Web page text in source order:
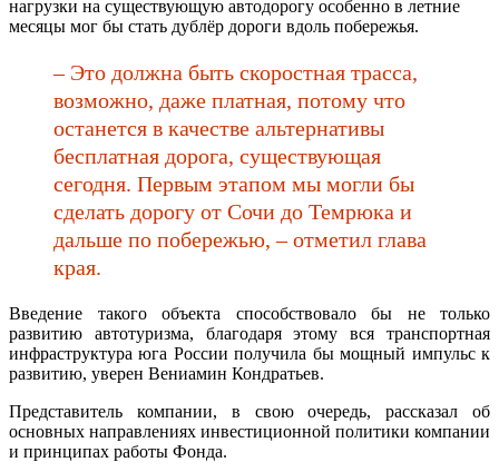
нагрузки на существующую автодорогу особенно в летние
месяцы мог бы стать дублёр дороги вдоль побережья.
– Это должна быть скоростная трасса,
возможно, даже платная, потому что
останется в качестве альтернативы
бесплатная дорога, существующая
сегодня. Первым этапом мы могли бы
сделать дорогу от Сочи до Темрюка и
дальше по побережью, – отметил глава
края.
Введение такого объекта способствовало бы не только
развитию автотуризма, благодаря этому вся транспортная
инфраструктура юга России получила бы мощный импульс к
развитию, уверен Вениамин Кондратьев.
Представитель компании, в свою очередь, рассказал об
основных направлениях инвестиционной политики компании
и принципах работы Фонда.